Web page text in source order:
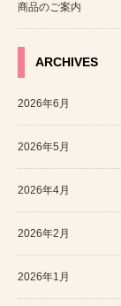
商品のご案内
ARCHIVES
2026年6月
2026年5月
2026年4月
2026年2月
2026年1月